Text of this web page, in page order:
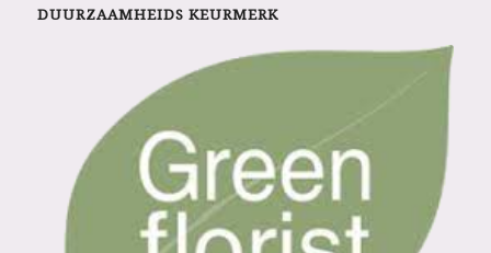
DUURZAAMHEIDS KEURMERK